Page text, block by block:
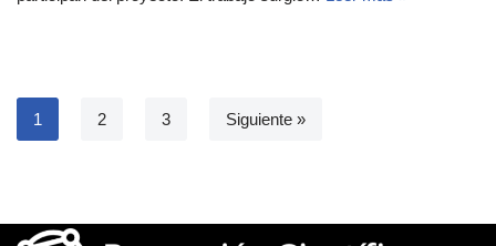
1 2 3 Siguiente »